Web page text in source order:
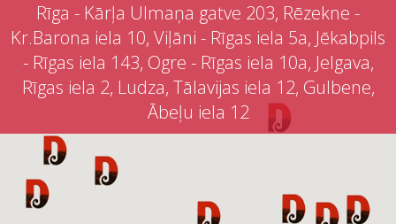
Rīga - Kārļa Ulmaņa gatve 203, Rēzekne -
Kr.Barona iela 10, Viļāni - Rīgas iela 5a, Jēkabpils
- Rīgas iela 143, Ogre - Rīgas iela 10a, Jelgava,
Rīgas iela 2, Ludza, Tālavijas iela 12, Gulbene,
Ābeļu iela 12